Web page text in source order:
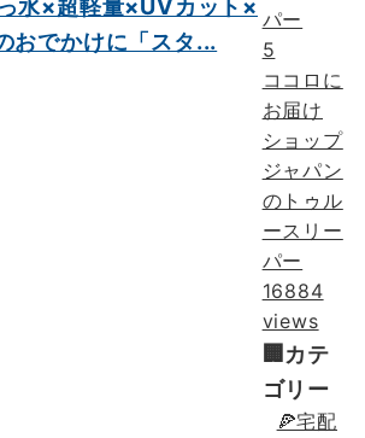
水×超軽量×UVカット×
おでかけに「スタ...
5
ココロに
お届け
ショップ
ジャパン
のトゥル
ースリー
パー
16884
views
🏢カテ
ゴリー
🍕宅配